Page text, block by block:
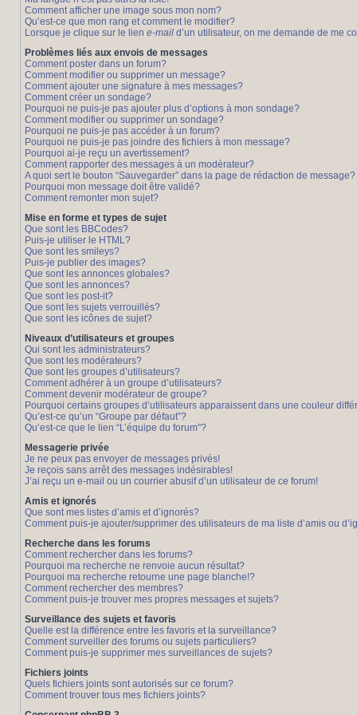
Comment afficher une image sous mon nom?
Qu’est-ce que mon rang et comment le modifier?
Lorsque je clique sur le lien e-mail d’un utilisateur, on me demande de me
Problèmes liés aux envois de messages
Comment poster dans un forum?
Comment modifier ou supprimer un message?
Comment ajouter une signature à mes messages?
Comment créer un sondage?
Pourquoi ne puis-je pas ajouter plus d’options à mon sondage?
Comment modifier ou supprimer un sondage?
Pourquoi ne puis-je pas accéder à un forum?
Pourquoi ne puis-je pas joindre des fichiers à mon message?
Pourquoi ai-je reçu un avertissement?
Comment rapporter des messages à un modérateur?
A quoi sert le bouton “Sauvegarder” dans la page de rédaction de message?
Pourquoi mon message doit être validé?
Comment remonter mon sujet?
Mise en forme et types de sujet
Que sont les BBCodes?
Puis-je utiliser le HTML?
Que sont les smileys?
Puis-je publier des images?
Que sont les annonces globales?
Que sont les annonces?
Que sont les post-it?
Que sont les sujets verrouillés?
Que sont les icônes de sujet?
Niveaux d’utilisateurs et groupes
Qui sont les administrateurs?
Que sont les modérateurs?
Que sont les groupes d’utilisateurs?
Comment adhérer à un groupe d’utilisateurs?
Comment devenir modérateur de groupe?
Pourquoi certains groupes d’utilisateurs apparaissent dans une couleur
Qu’est-ce qu’un “Groupe par défaut”?
Qu’est-ce que le lien “L’équipe du forum”?
Messagerie privée
Je ne peux pas envoyer de messages privés!
Je reçois sans arrêt des messages indésirables!
J’ai reçu un e-mail ou un courrier abusif d’un utilisateur de ce forum!
Amis et ignorés
Que sont mes listes d’amis et d’ignorés?
Comment puis-je ajouter/supprimer des utilisateurs de ma liste d’amis ou
Recherche dans les forums
Comment rechercher dans les forums?
Pourquoi ma recherche ne renvoie aucun résultat?
Pourquoi ma recherche retourne une page blanche!?
Comment rechercher des membres?
Comment puis-je trouver mes propres messages et sujets?
Surveillance des sujets et favoris
Quelle est la différence entre les favoris et la surveillance?
Comment surveiller des forums ou sujets particuliers?
Comment puis-je supprimer mes surveillances de sujets?
Fichiers joints
Quels fichiers joints sont autorisés sur ce forum?
Comment trouver tous mes fichiers joints?